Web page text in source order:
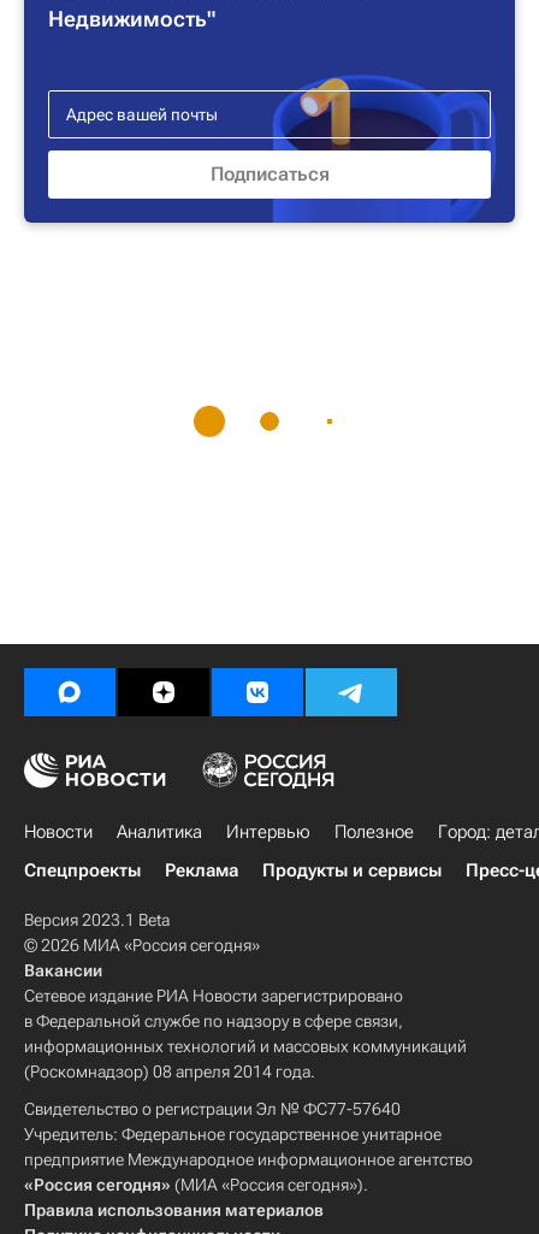
Недвижимость"
Новости Аналитика Интервью Полезное
Город:
Спецпроекты
Реклама Продукты и сервисы Пресс-
Версия 2023.1 Beta
© 2026 МИА «Россия сегодня»
Вакансии
Сетевое издание РИА Новости зарегистрировано
в Федеральной службе по надзору в сфере связи,
информационных технологий и массовых коммуникаций
(Роскомнадзор) 08 апреля 2014 года.
Свидетельство о регистрации Эл № ФС77-57640
Учредитель: Федеральное государственное унитарное
предприятие Международное информационное агентство
«Россия сегодня» (МИА «Россия сегодня»).
Правила использования материалов